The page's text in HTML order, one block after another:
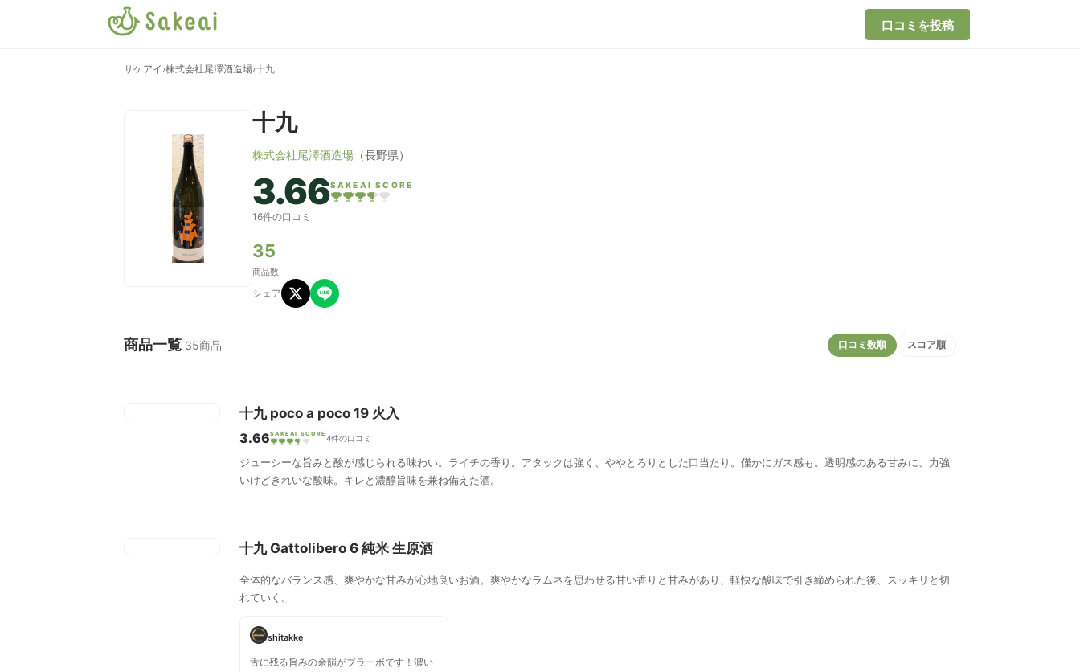
口コミを投稿
サケアイ ›株式会社尾澤酒造場›十九
十九
株式会社尾澤酒造場 （長野県）
3.66SAKEAI SCORE
16件の口コミ
35
商品数
シェア
商品一覧 35商品 口コミ数順 スコア順
十九 poco a poco 19 火入
3.66SAKEAI SCORE 4件の口コミ
ジューシーな旨みと酸が感じられる味わい。ライチの香り。アタックは強く、ややとろりとした口当たり。僅かにガス感も。透明感のある甘みに、力強
いけどきれいな酸味。キレと濃醇旨味を兼ね備えた酒。
十九 Gattolibero 6 純米 生原酒
全体的なバランス感、爽やかな甘みが心地良いお酒。爽やかなラムネを思わせる甘い香りと甘みがあり、軽快な酸味で引き締められた後、スッキリと切
れていく。
shitakke
舌に残る旨みの余韻がブラーボです！濃い